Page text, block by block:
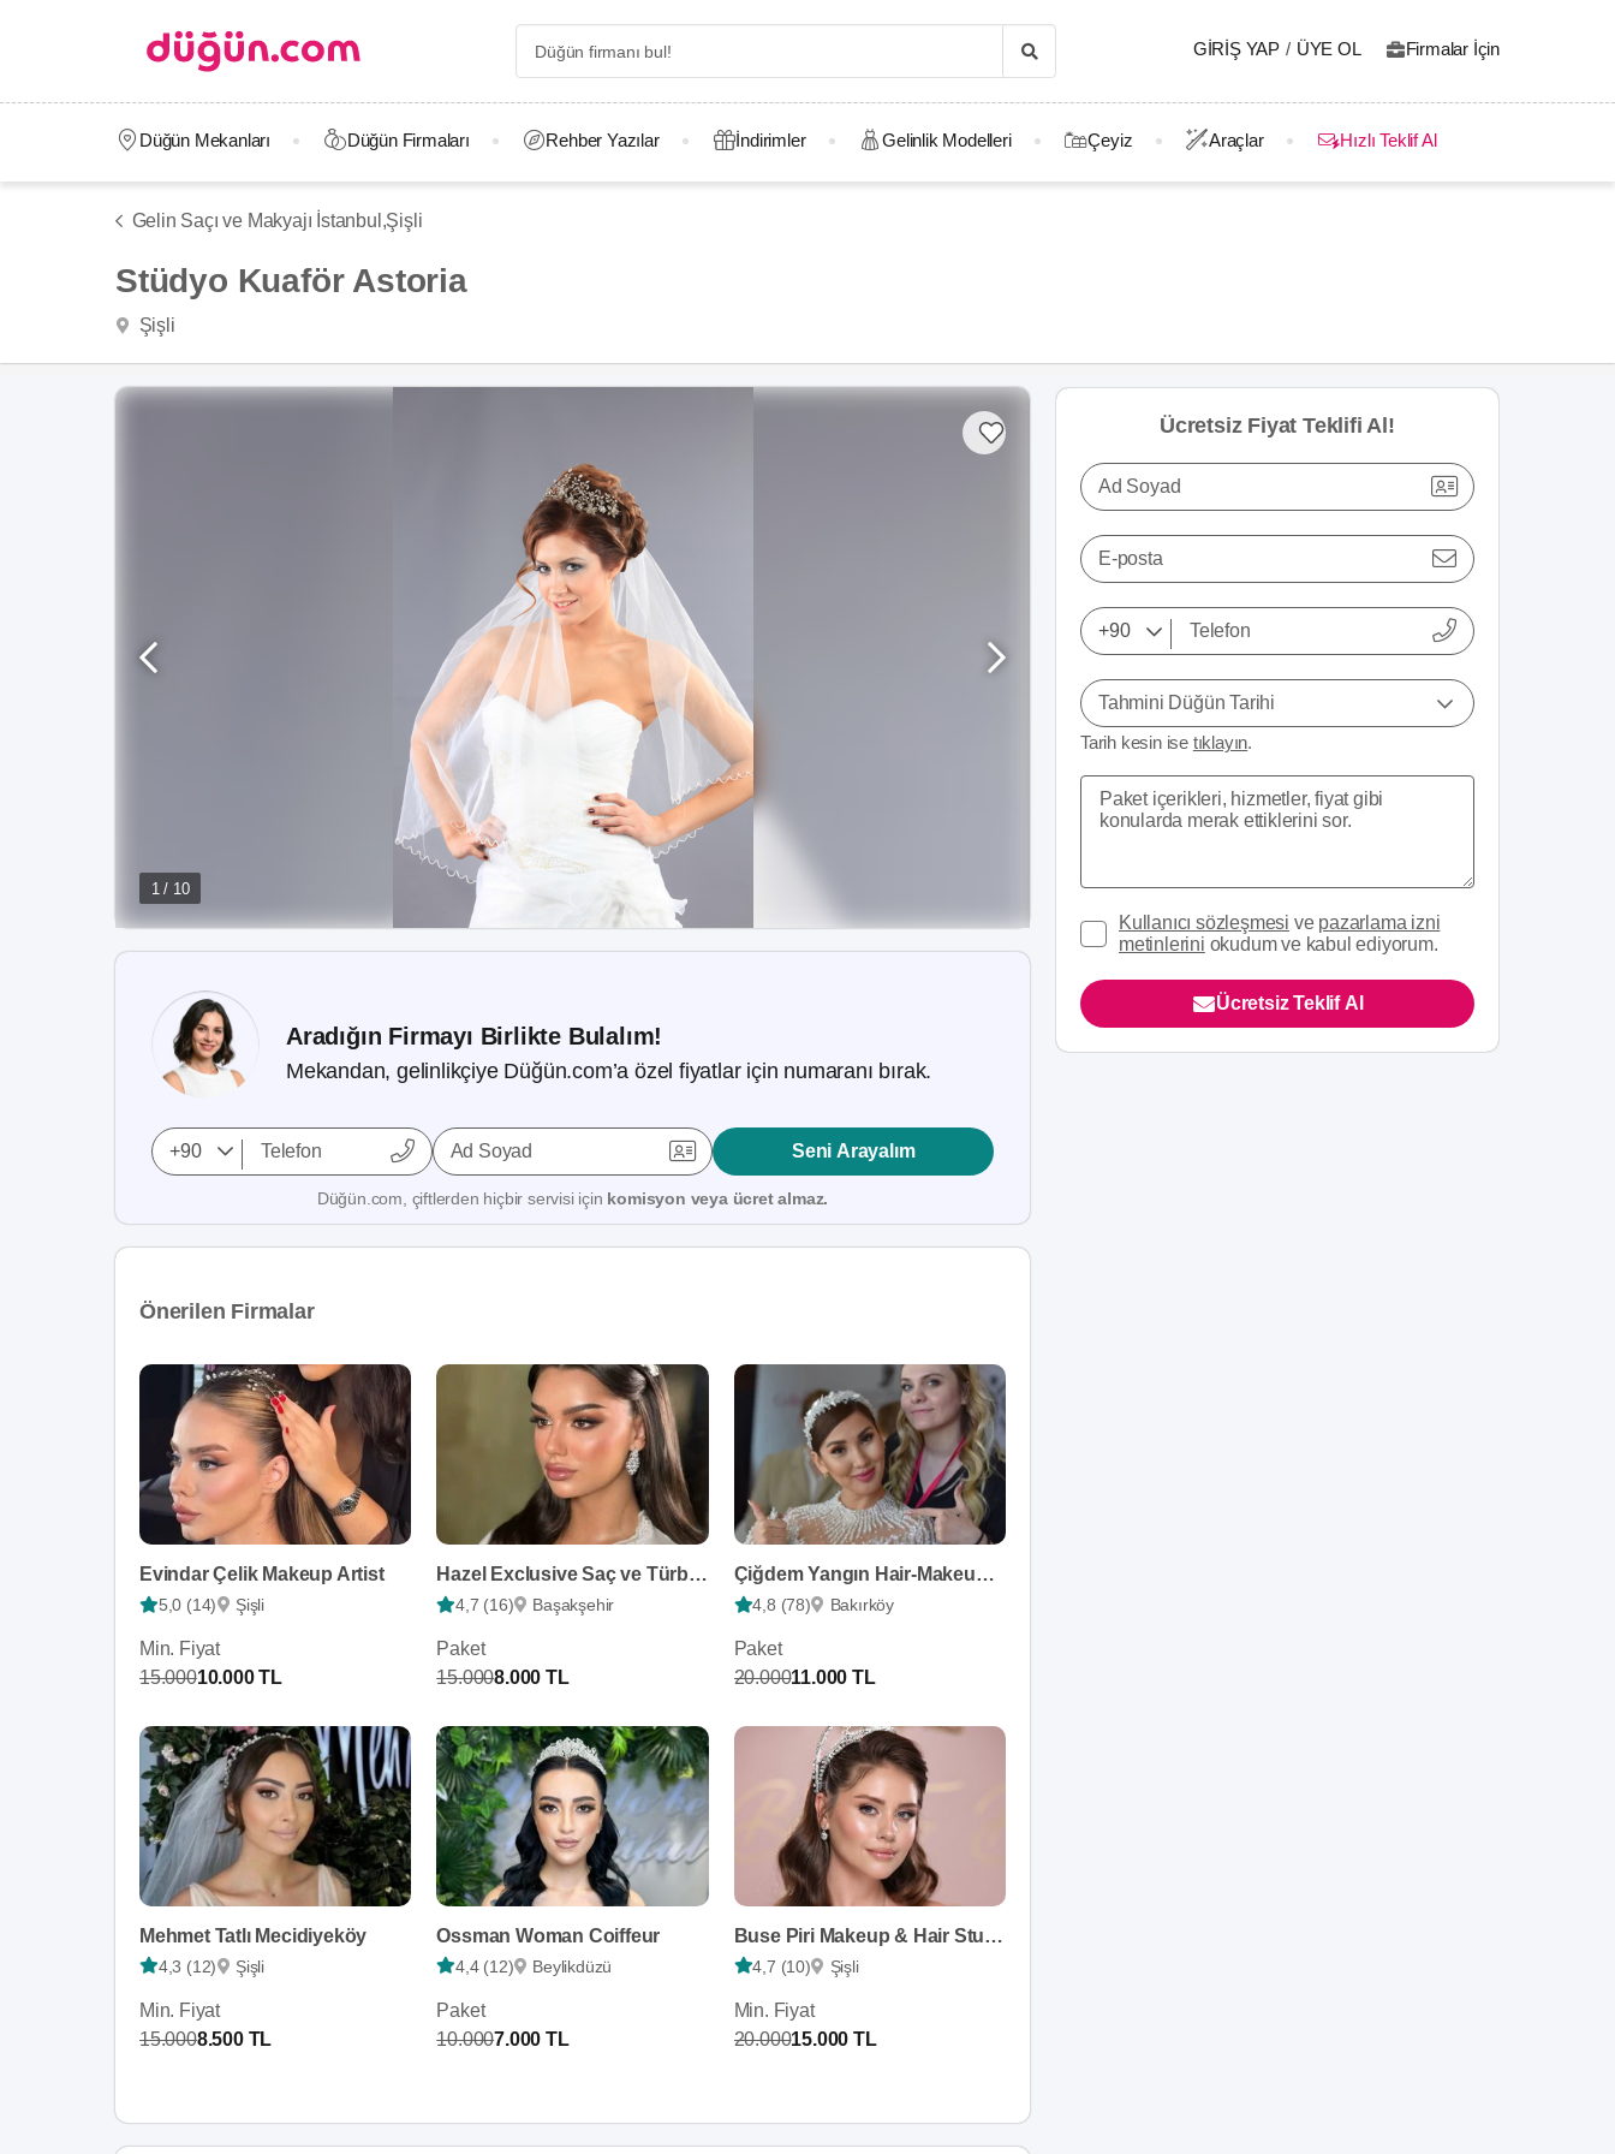
GIRIŞ YAP / ÜYE OL Firmalar İçin
Düğün Mekanları Düğün Firmaları Rehber Yazılar İndirimler Gelinlik Modelleri Çeyiz Araçlar Hızlı Teklif Al
Gelin Saçı ve Makyajı İstanbul,Şişli
Stüdyo Kuaför Astoria
Şişli
1 / 10
Aradığın Firmayı Birlikte Bulalım!
Mekandan, gelinlikçiye Düğün.com’a özel fiyatlar için numaranı bırak.
Ad Soyad Seni Arayalım
Düğün.com, çiftlerden hiçbir servisi için komisyon veya ücret almaz.
Önerilen Firmalar
Evindar Çelik Makeup Artist
5,0 (14) Şişli
Min. Fiyat
15.00010.000 TL
Hazel Exclusive Saç ve Türban Tasarım
4,7 (16) Başakşehir
Paket
15.0008.000 TL
Çiğdem Yangın Hair-Makeup Artist
4,8 (78) Bakırköy
Paket
20.00011.000 TL
Mehmet Tatlı Mecidiyeköy
4,3 (12) Şişli
Min. Fiyat
15.0008.500 TL
Ossman Woman Coiffeur
4,4 (12) Beylikdüzü
Paket
10.0007.000 TL
Buse Piri Makeup & Hair Studio
4,7 (10) Şişli
Min. Fiyat
20.00015.000 TL
Ücretsiz Fiyat Teklifi Al!
Ad Soyad
E-posta
Tahmini Düğün Tarihi
Tarih kesin ise tıklayın.
Kullanıcı sözleşmesi ve pazarlama izni
metinlerini okudum ve kabul ediyorum.
Ücretsiz Teklif Al